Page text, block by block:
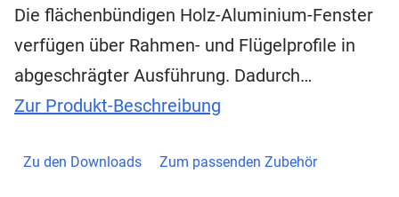
Die flächenbündigen Holz-Aluminium-Fenster
verfügen über Rahmen- und Flügelprofile in
abgeschrägter Ausführung. Dadurch…
Zur Produkt-Beschreibung
Zu den Downloads Zum passenden Zubehör